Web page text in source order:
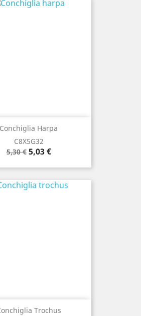
Conchiglia Harpa
C8X5G32
Prezzo
5,30 € Prezzo
5,03 €
Trochus